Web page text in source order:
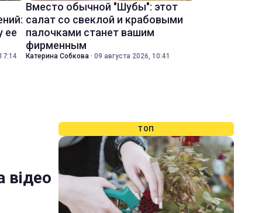
ее
Вместо обычной "Шубы": этот
салат со свеклой и крабовыми
палочками станет вашим
фирменным
Катерина Собкова · 09 августа 2026, 10:41
відео
ТОП